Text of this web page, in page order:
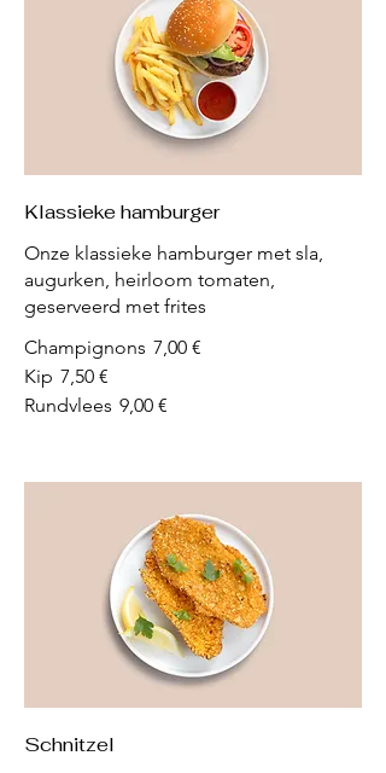
Klassieke hamburger
Onze klassieke hamburger met sla,
augurken, heirloom tomaten,
geserveerd met frites
Champignons 7,00 €
Kip 7,50 €
Rundvlees 9,00 €
Schnitzel